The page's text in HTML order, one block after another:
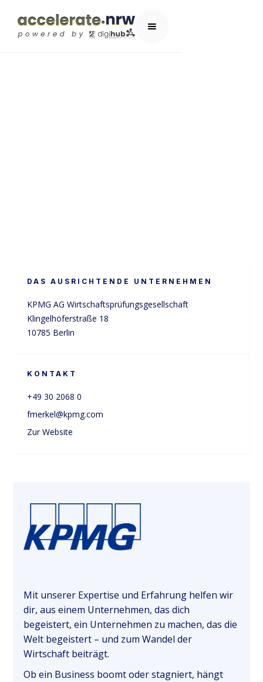
DAS AUSRICHTENDE UNTERNEHMEN
KPMG AG Wirtschaftsprüfungsgesellschaft
Klingelhöferstraße 18
10785 Berlin
KONTAKT
+49 30 2068 0
fmerkel@kpmg.com
Zur Website
Mit unserer Expertise und Erfahrung helfen wir
dir, aus einem Unternehmen, das dich
begeistert, ein Unternehmen zu machen, das die
Welt begeistert – und zum Wandel der
Wirtschaft beiträgt.
Ob ein Business boomt oder stagniert, hängt